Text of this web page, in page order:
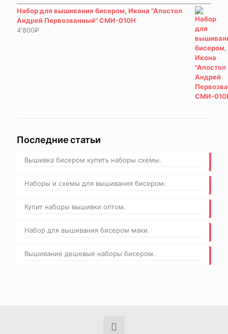
Набор для вышивания бисером, Икона "Апостол
Андрей Первозванный" СМИ-010Н
4'800₽
Последние статьи
Вышивка бисером купить наборы схемы.
Наборы и схемы для вышивания бисером.
Купит наборы вышивки оптом.
Набор для вышивания бисером маки.
Вышивание дешевые наборы бисером.